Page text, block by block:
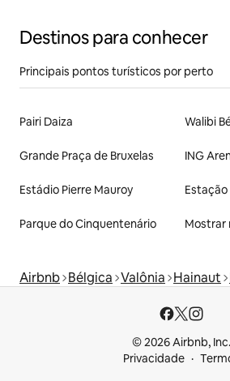
Destinos para conhecer
Principais pontos turísticos por perto
Pairi Daiza Walibi
Grande Praça de Bruxelas ING
Estádio Pierre Mauroy Estação
Parque do Cinquentenário Mostrar
Airbnb Bélgica Valônia Hainaut
© 2026 Airbnb, Inc.
Privacidade